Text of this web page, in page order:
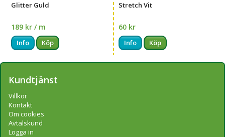
Glitter Guld
189 kr / m
Info Köp
Stretch Vit
60 kr
Info Köp
Kundtjänst
Villkor
Kontakt
Om cookies
Avtalskund
Logga in